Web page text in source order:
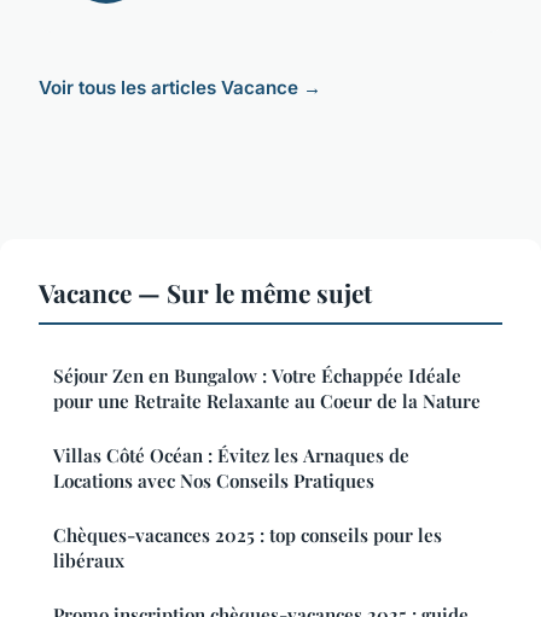
Voir tous les articles Vacance →
Vacance — Sur le même sujet
Séjour Zen en Bungalow : Votre Échappée Idéale
pour une Retraite Relaxante au Coeur de la Nature
Villas Côté Océan : Évitez les Arnaques de
Locations avec Nos Conseils Pratiques
Chèques-vacances 2025 : top conseils pour les
libéraux